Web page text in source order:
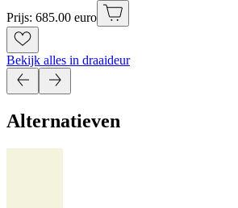
Prijs: 685.00 euro
Bekijk alles in draaideur
Alternatieven